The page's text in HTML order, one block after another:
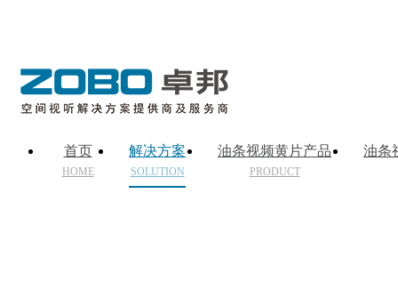
首页
HOME
解决方案
SOLUTION
油条视频黄片产品
PRODUCT
油条